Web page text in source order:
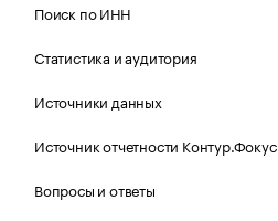
Поиск по ИНН
Статистика и аудитория
Источники данных
Источник отчетности Контур.Фокус
Вопросы и ответы